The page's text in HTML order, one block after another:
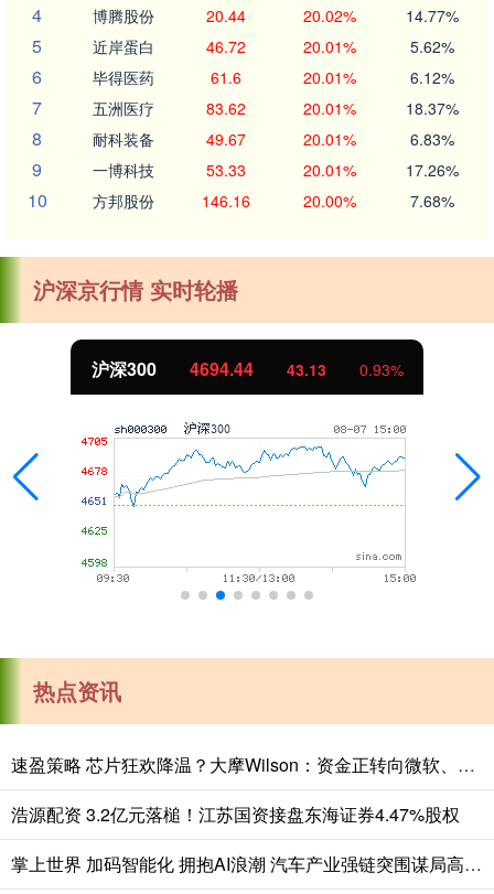
4 博腾股份 20.44 20.02% 14.77%
5 近岸蛋白 46.72 20.01% 5.62%
6 毕得医药 61.6 20.01% 6.12%
7 五洲医疗 83.62 20.01% 18.37%
8 耐科装备 49.67 20.01% 6.83%
9 一博科技 53.33 20.01% 17.26%
10 方邦股份 146.16 20.00% 7.68%
沪深京行情 实时轮播
沪深300 4694.44 43.13 0.93%
热点资讯
速盈策略 芯片狂欢降温？大摩Wilson：资金正转向微软、亚马逊等AI超算巨头
浩源配资 3.2亿元落槌！江苏国资接盘东海证券4.47%股权
掌上世界 加码智能化 拥抱AI浪潮 汽车产业强链突围谋局高质量发展